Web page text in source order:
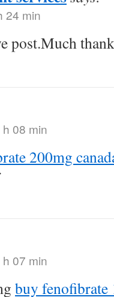
24 min
post.Much
08 min
200mg
07 min
buy fenofibrate